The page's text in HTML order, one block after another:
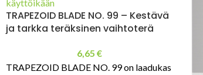
TRAPEZOID BLADE NO. 99 – Kestävä
ja tarkka teräksinen vaihtoterä
6,65€
TRAPEZOID BLADE NO. 99 on laadukas